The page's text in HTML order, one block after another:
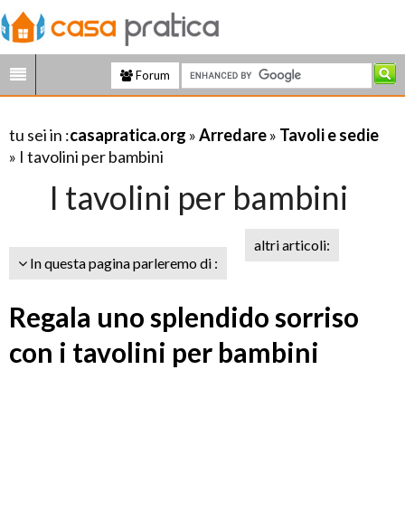
Forum
tu sei in :casapratica.org »Arredare» Tavoli e sedie
» I tavolini per bambini
I tavolini per bambini
In questa pagina parleremo di :
altri articoli:
Regala uno splendido sorriso
con i tavolini per bambini